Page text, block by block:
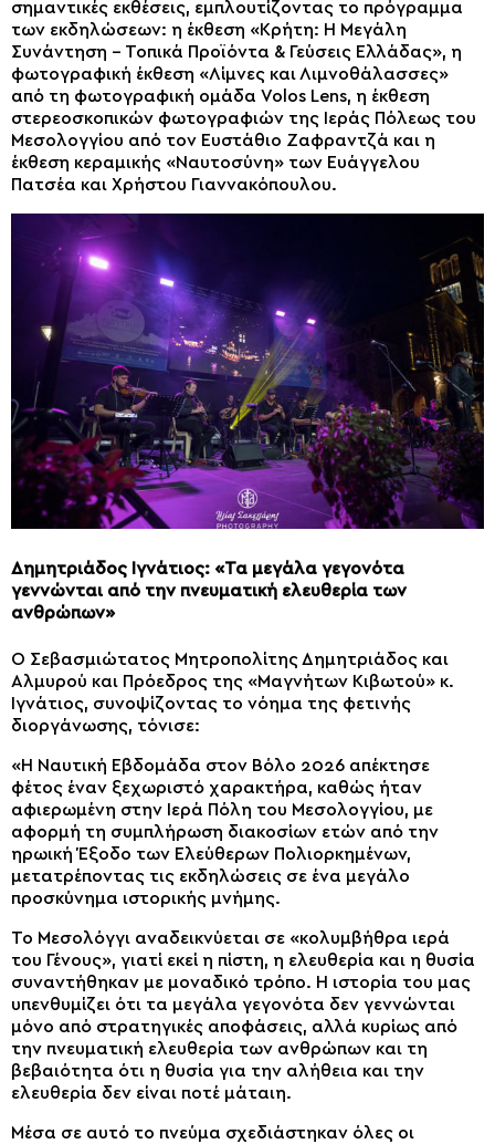
σημαντικές εκθέσεις, εμπλουτίζοντας το πρόγραμμα
των εκδηλώσεων: η έκθεση «Κρήτη: Η Μεγάλη
Συνάντηση – Τοπικά Προϊόντα & Γεύσεις Ελλάδας», η
φωτογραφική έκθεση «Λίμνες και Λιμνοθάλασσες»
από τη φωτογραφική ομάδα Volos Lens, η έκθεση
στερεοσκοπικών φωτογραφιών της Ιεράς Πόλεως του
Μεσολογγίου από τον Ευστάθιο Ζαφραντζά και η
έκθεση κεραμικής «Ναυτοσύνη» των Ευάγγελου
Πατσέα και Χρήστου Γιαννακόπουλου.
Δημητριάδος Ιγνάτιος: «Τα μεγάλα γεγονότα
γεννώνται από την πνευματική ελευθερία των
ανθρώπων»
Ο Σεβασμιώτατος Μητροπολίτης Δημητριάδος και
Αλμυρού και Πρόεδρος της «Μαγνήτων Κιβωτού» κ.
Ιγνάτιος, συνοψίζοντας το νόημα της φετινής
διοργάνωσης, τόνισε:
«Η Ναυτική Εβδομάδα στον Βόλο 2026 απέκτησε
φέτος έναν ξεχωριστό χαρακτήρα, καθώς ήταν
αφιερωμένη στην Ιερά Πόλη του Μεσολογγίου, με
αφορμή τη συμπλήρωση διακοσίων ετών από την
ηρωική Έξοδο των Ελεύθερων Πολιορκημένων,
μετατρέποντας τις εκδηλώσεις σε ένα μεγάλο
προσκύνημα ιστορικής μνήμης.
Το Μεσολόγγι αναδεικνύεται σε «κολυμβήθρα ιερά
του Γένους», γιατί εκεί η πίστη, η ελευθερία και η θυσία
συναντήθηκαν με μοναδικό τρόπο. Η ιστορία του μας
υπενθυμίζει ότι τα μεγάλα γεγονότα δεν γεννώνται
μόνο από στρατηγικές αποφάσεις, αλλά κυρίως από
την πνευματική ελευθερία των ανθρώπων και τη
βεβαιότητα ότι η θυσία για την αλήθεια και την
ελευθερία δεν είναι ποτέ μάταιη.
Μέσα σε αυτό το πνεύμα σχεδιάστηκαν όλες οι